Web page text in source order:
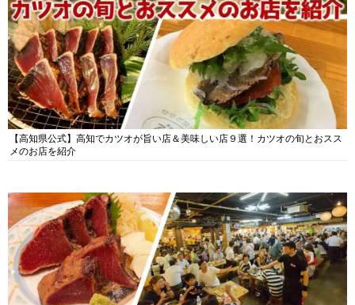
【高知県公式】高知でカツオが旨い店＆美味しい店９選！カツオの旬とおスス
メのお店を紹介